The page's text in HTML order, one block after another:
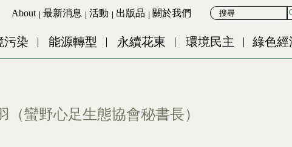
Navigation
Main content
About 最新消息 活動 出版品 關於我們
污染 能源轉型 永續花東 環境民主 綠色經
蠻野心足生態協會秘書長）